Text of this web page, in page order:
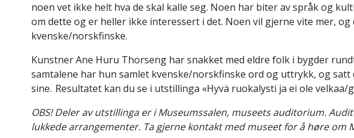
noen vet ikke helt hva de skal kalle seg. Noen har biter av språk og
om dette og er heller ikke interessert i det. Noen vil gjerne vite mer,
kvenske/norskfinske.
Kunstner Ane Huru Thorseng har snakket med eldre folk i bygder
samtalene har hun samlet kvenske/norskfinske ord og uttrykk, og satt
sine. Resultatet kan du se i utstillinga «Hyvä ruokalysti ja ei ole velkaa/
OBS! Deler av utstillinga er i Museumssalen, museets auditorium.
lukkede arrangementer. Ta gjerne kontakt med museet for å høre om